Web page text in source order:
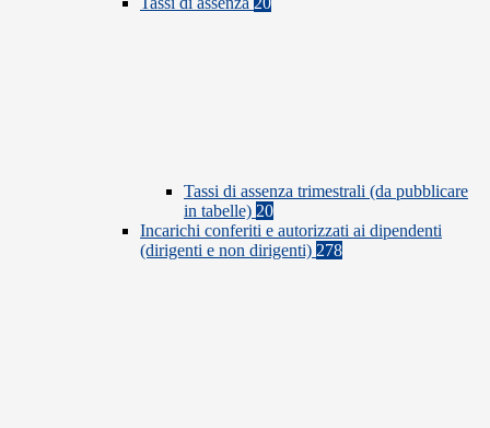
Tassi di assenza trimestrali (da pubblicare
in tabelle) 20
Incarichi conferiti e autorizzati ai dipendenti
(dirigenti e non dirigenti) 278